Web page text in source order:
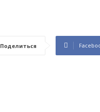
Поделиться